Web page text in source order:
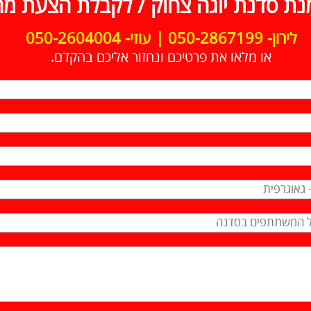
סדנת יוגה צחוק / לקבלת הצעת
לירון- 050-2867199 | עוזי- 050-2604004
או מלאו את פרטיכם ונחזור אליכם בהקדם.